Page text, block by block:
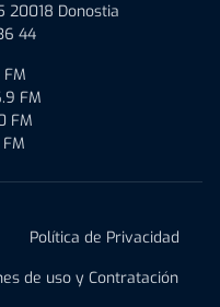
20018 Donostia
44
FM
FM
FM
Política de Privacidad
de uso y Contratación